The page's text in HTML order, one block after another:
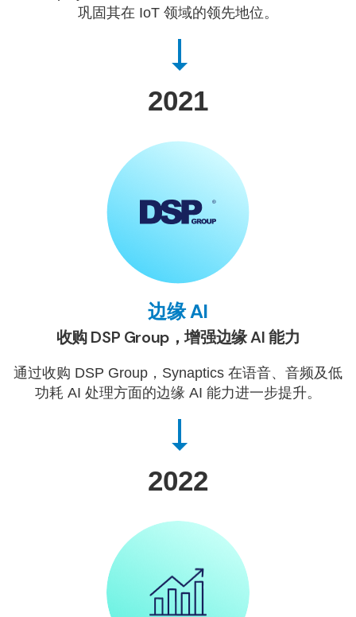
巩固其在 IoT 领域的领先地位。
2021
边缘 AI
收购 DSP Group，增强边缘 AI 能力
通过收购 DSP Group，Synaptics 在语音、音频及低
功耗 AI 处理方面的边缘 AI 能力进一步提升。
2022